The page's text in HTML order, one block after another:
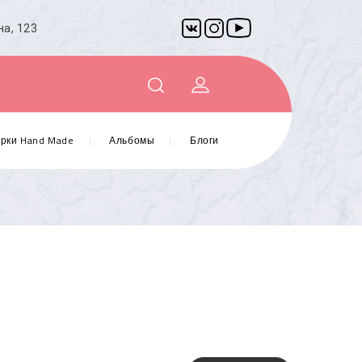
123
Hand Made Альбомы Блоги